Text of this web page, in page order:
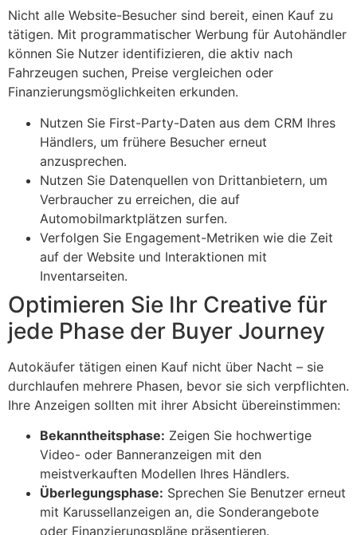
Nicht alle Website-Besucher sind bereit, einen Kauf zu
tätigen. Mit programmatischer Werbung für Autohändler
können Sie Nutzer identifizieren, die aktiv nach
Fahrzeugen suchen, Preise vergleichen oder
Finanzierungsmöglichkeiten erkunden.
Nutzen Sie First-Party-Daten aus dem CRM Ihres
Händlers, um frühere Besucher erneut
anzusprechen.
Nutzen Sie Datenquellen von Drittanbietern, um
Verbraucher zu erreichen, die auf
Automobilmarktplätzen surfen.
Verfolgen Sie Engagement-Metriken wie die Zeit
auf der Website und Interaktionen mit
Inventarseiten.
Optimieren Sie Ihr Creative für
jede Phase der Buyer Journey
Autokäufer tätigen einen Kauf nicht über Nacht – sie
durchlaufen mehrere Phasen, bevor sie sich verpflichten.
Ihre Anzeigen sollten mit ihrer Absicht übereinstimmen:
Bekanntheitsphase: Zeigen Sie hochwertige
Video- oder Banneranzeigen mit den
meistverkauften Modellen Ihres Händlers.
Überlegungsphase: Sprechen Sie Benutzer erneut
mit Karussellanzeigen an, die Sonderangebote
oder Finanzierungspläne präsentieren.